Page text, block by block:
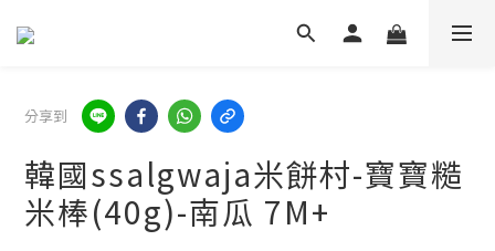
分享到
韓國ssalgwaja米餅村-寶寶糙
米棒(40g)-南瓜 7M+